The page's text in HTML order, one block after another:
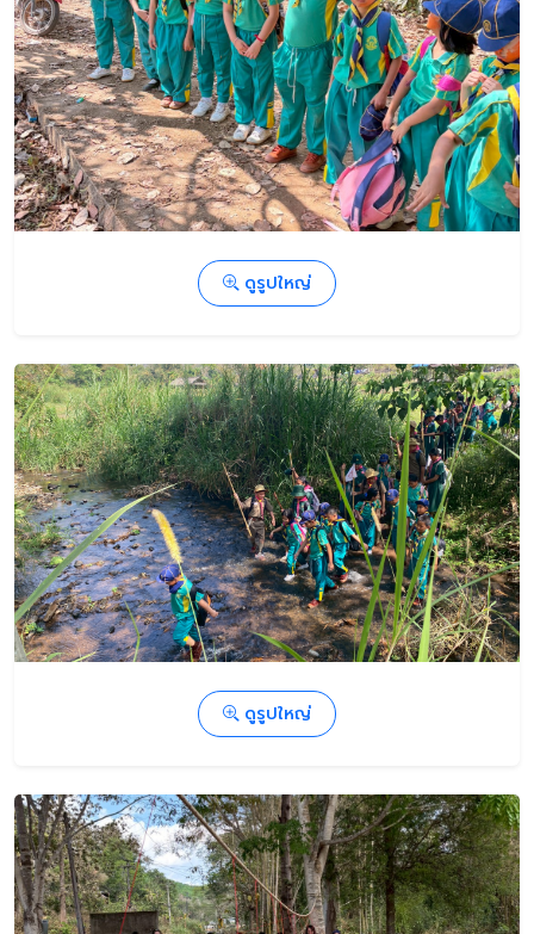
ดูรูปใหญ่
ดูรูปใหญ่